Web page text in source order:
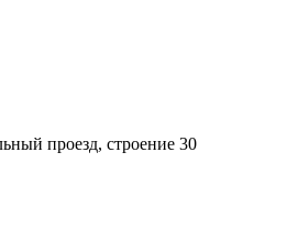
проезд, строение 30